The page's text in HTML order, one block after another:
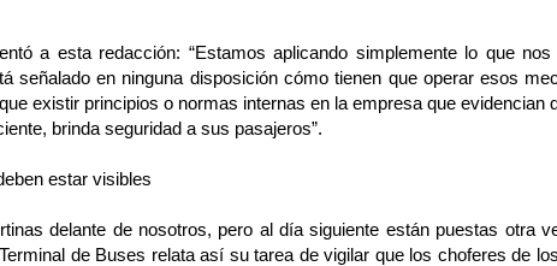
a esta redacción: “Estamos aplicando simplemente lo que
señalado en ninguna disposición cómo tienen que operar esos
existir principios o normas internas en la empresa que evidencian
brinda seguridad a sus pasajeros”.
estar visibles
delante de nosotros, pero al día siguiente están puestas otra
de Buses relata así su tarea de vigilar que los choferes de